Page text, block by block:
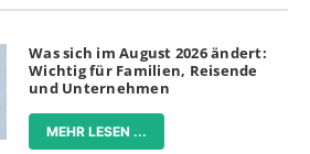
Was sich im August 2026 ändert:
Wichtig für Familien, Reisende
und Unternehmen
MEHR LESEN ...